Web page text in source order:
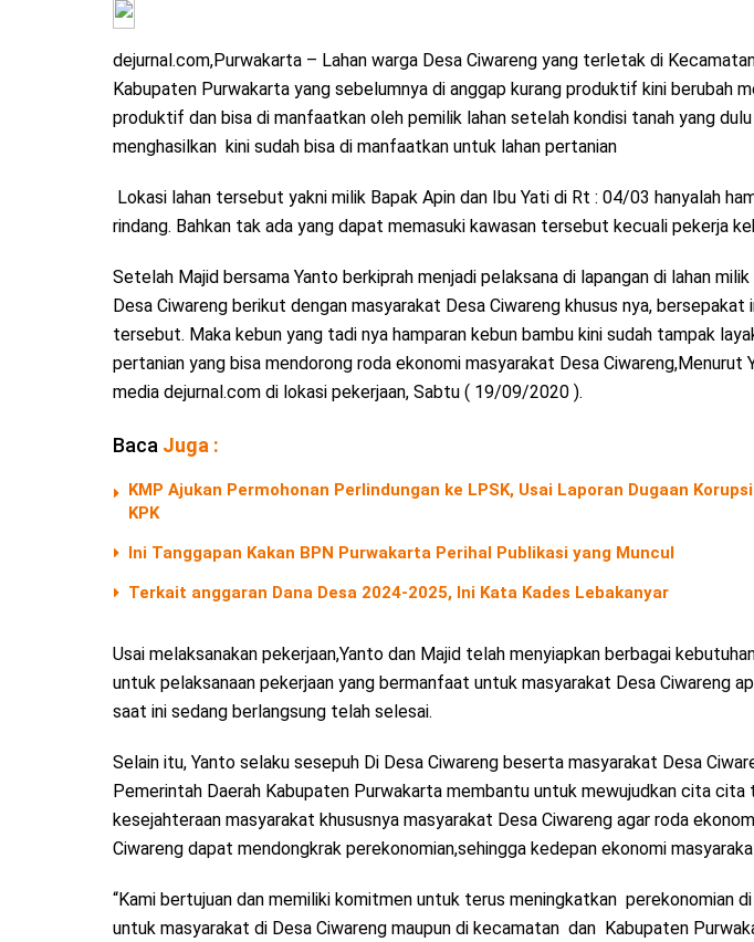
dejurnal.com,Purwakarta – Lahan warga Desa Ciwareng yang terletak di
Kabupaten Purwakarta yang sebelumnya di anggap kurang produktif kini berubah
produktif dan bisa di manfaatkan oleh pemilik lahan setelah kondisi tanah yang dulu
menghasilkan kini sudah bisa di manfaatkan untuk lahan pertanian
Lokasi lahan tersebut yakni milik Bapak Apin dan Ibu Yati di Rt : 04/03 hanyalah
rindang. Bahkan tak ada yang dapat memasuki kawasan tersebut kecuali pekerja
Setelah Majid bersama Yanto berkiprah menjadi pelaksana di lapangan di lahan
Desa Ciwareng berikut dengan masyarakat Desa Ciwareng khusus nya, bersepakat
tersebut. Maka kebun yang tadi nya hamparan kebun bambu kini sudah tampak
pertanian yang bisa mendorong roda ekonomi masyarakat Desa Ciwareng,Menurut
media dejurnal.com di lokasi pekerjaan, Sabtu ( 19/09/2020 ).
Baca Juga :
KMP Ajukan Permohonan Perlindungan ke LPSK, Usai Laporan Dugaan
KPK
Ini Tanggapan Kakan BPN Purwakarta Perihal Publikasi yang Muncul
Terkait anggaran Dana Desa 2024-2025, Ini Kata Kades Lebakanyar
Usai melaksanakan pekerjaan,Yanto dan Majid telah menyiapkan berbagai
untuk pelaksanaan pekerjaan yang bermanfaat untuk masyarakat Desa Ciwareng
saat ini sedang berlangsung telah selesai.
Selain itu, Yanto selaku sesepuh Di Desa Ciwareng beserta masyarakat Desa
Pemerintah Daerah Kabupaten Purwakarta membantu untuk mewujudkan cita
kesejahteraan masyarakat khususnya masyarakat Desa Ciwareng agar roda
Ciwareng dapat mendongkrak perekonomian,sehingga kedepan ekonomi
“Kami bertujuan dan memiliki komitmen untuk terus meningkatkan perekonomian
untuk masyarakat di Desa Ciwareng maupun di kecamatan dan Kabupaten